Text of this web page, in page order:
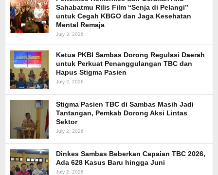
Sahabatmu Rilis Film “Senja di Pelangi”
untuk Cegah KBGO dan Jaga Kesehatan
Mental Remaja
July 3, 2026
Ketua PKBI Sambas Dorong Regulasi Daerah
untuk Perkuat Penanggulangan TBC dan
Hapus Stigma Pasien
July 2, 2026
Stigma Pasien TBC di Sambas Masih Jadi
Tantangan, Pemkab Dorong Aksi Lintas
Sektor
July 2, 2026
Dinkes Sambas Beberkan Capaian TBC 2026,
Ada 628 Kasus Baru hingga Juni
July 2, 2026